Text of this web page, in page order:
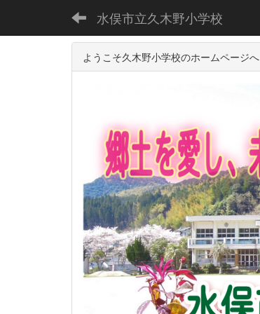
水俣市立久木野小学校
ようこそ久木野小学校のホームページへ